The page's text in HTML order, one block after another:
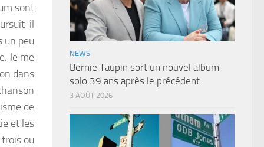
sont
il
un peu
Je me
dans
de
et les
ou
NEWS
Bernie Taupin sort un nouvel album
solo 39 ans après le précédent
3 AOÛT 2026